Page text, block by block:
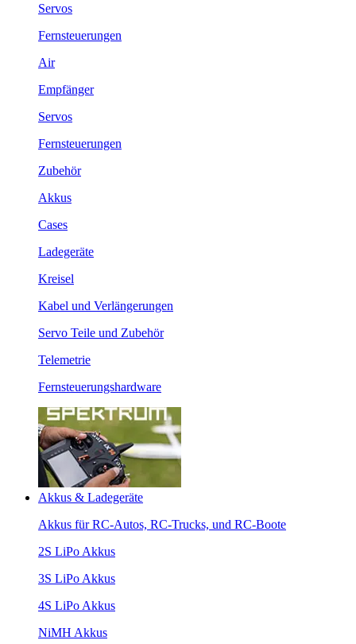
Servos
Fernsteuerungen
Air
Empfänger
Servos
Fernsteuerungen
Zubehör
Akkus
Cases
Ladegeräte
Kreisel
Kabel und Verlängerungen
Servo Teile und Zubehör
Telemetrie
Fernsteuerungshardware
Akkus & Ladegeräte
Akkus für RC-Autos, RC-Trucks, und RC-Boote
2S LiPo Akkus
3S LiPo Akkus
4S LiPo Akkus
NiMH Akkus